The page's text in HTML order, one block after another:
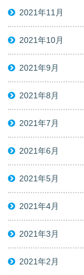
2021年11月
2021年10月
2021年9月
2021年8月
2021年7月
2021年6月
2021年5月
2021年4月
2021年3月
2021年2月